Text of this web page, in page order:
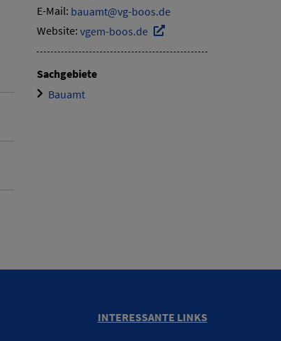
E-Mail: bauamt@vg-boos.de
Website: vgem-boos.de
Sachgebiete
Bauamt
INTERESSANTE LINKS